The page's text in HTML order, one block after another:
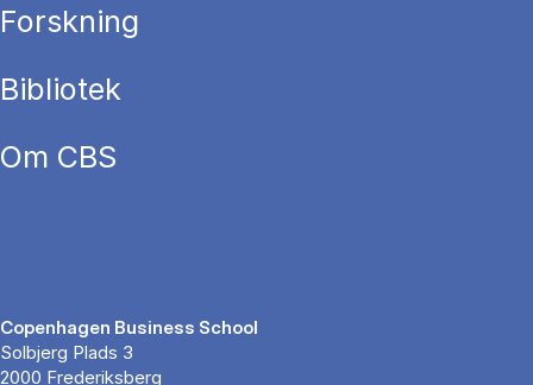
Forskning
Bibliotek
Om CBS
Copenhagen Business School
Solbjerg Plads 3
2000 Frederiksberg